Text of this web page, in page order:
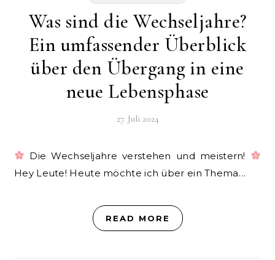
Was sind die Wechseljahre?
Ein umfassender Überblick
über den Übergang in eine
neue Lebensphase
27. Juli 2024
Die Wechseljahre verstehen und meistern!
Hey Leute! Heute möchte ich über ein Thema…
READ MORE